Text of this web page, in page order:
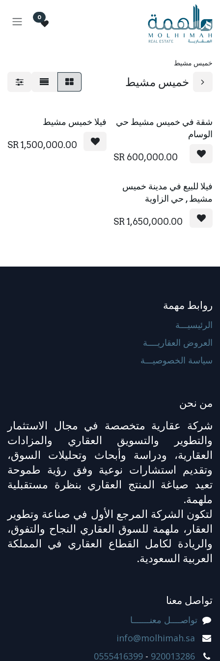
تخطي للذهاب إلى المحتوى
0
خميس مشيط
خميس مشيط
شقة في خميس مشيط حي
الوسام
600,000.00
فيلا خميس مشيط
1,500,000.00
فيلا للبيع في مدينة خميس
مشيط , حي الزاوية
1,650,000.00
روابط مهمة
الرئيسيـــة
العروض العقاريــــة
سياسة الخصوصيـــة
من نحن
شركة عقارية متخصصة في مجال الاستثمار
والتطوير والتسويق العقاري والمزادات
العقارية، ودراسة وأبحاث وتحليلات السوق،
وتقديم استشارات نوعية وفق رؤية طموحة
تعيد صياغة المنتج العقاري بنظرة مستقبلية
ملهمة.
لتكون الشركة المرجع الأول في صناعة وتطوير
العقار، ملهمة للسوق العقاري النجاح والتفوق،
والريادة لكامل القطاع العقاري في المملكة
العربية السعودية.
تواصل معنا
تواصــــل معنـــــــا
info@molhimah.sa
920013286
-
0555416399